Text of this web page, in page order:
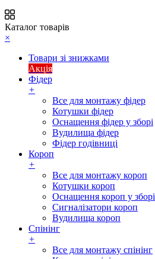
Каталог товарів
×
Товари зі знижками
Акція
Фідер
+
Все для монтажу фідер
Котушки фідер
Оснащення фідер у зборі
Вудилища фідер
Фідер годівниці
Короп
+
Все для монтажу короп
Котушки короп
Оснащення короп у зборі
Сигналізатори короп
Вудилища короп
Спінінг
+
Все для монтажу спінінг